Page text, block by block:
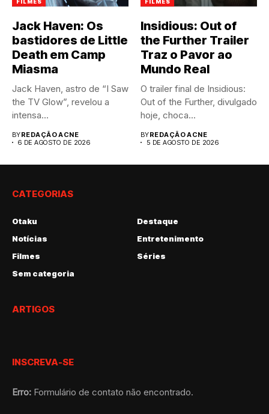
Jack Haven: Os
bastidores de Little
Death em Camp
Miasma
Jack Haven, astro de “I Saw
the TV Glow”, revelou a
intensa...
BYREDAÇÃO ACNE
6 DE AGOSTO DE 2026
Insidious: Out of
the Further Trailer
Traz o Pavor ao
Mundo Real
O trailer final de Insidious:
Out of the Further, divulgado
hoje, choca...
BYREDAÇÃO ACNE
5 DE AGOSTO DE 2026
CATEGORIAS
Otaku
Destaque
Notícias
Entretenimento
Filmes
Séries
Sem categoria
ARTIGOS
INSCREVA-SE
Erro: Formulário de contato não encontrado.